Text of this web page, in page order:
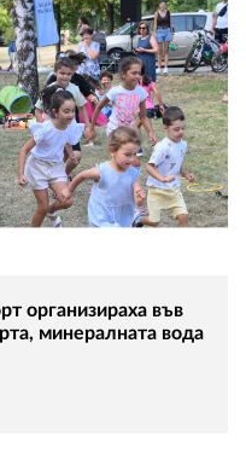
организираха във
минералната вода